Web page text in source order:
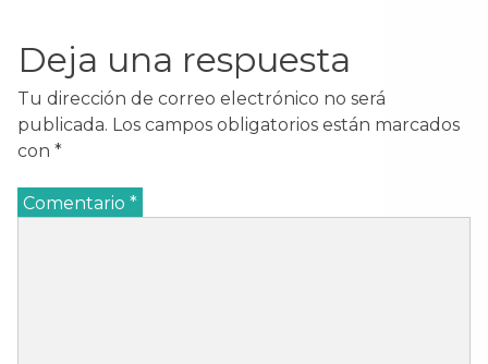
Deja una respuesta
Tu dirección de correo electrónico no será
publicada. Los campos obligatorios están marcados
con *
Comentario *